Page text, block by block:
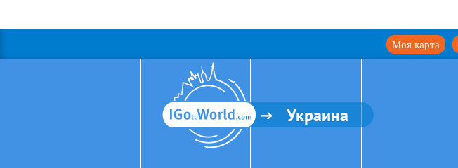
Моя карта
Украина